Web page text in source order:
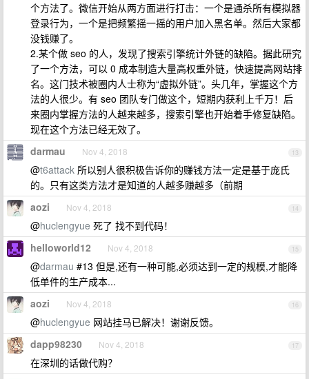
个方法了。微信开始从两方面进行打击：一个是通杀所有模拟器
登录行为，一个是把频繁摇一摇的用户加入黑名单。然后大家都
没钱赚了。
2.某个做 seo 的人，发现了搜索引擎统计外链的缺陷。据此研究
了一个方法，可以 0 成本制造大量高权重外链，快速提高网站排
名。这门技术被圈内人士称为“虚拟外链”。头几年，掌握这个方
法的人很少。有 seo 团队专门做这个，短期内获利上千万！后
来圈内掌握方法的人越来越多，搜索引擎也开始着手修复缺陷。
现在这个方法已经无效了。
13
darmau Nov 4, 2018
@t6attack 所以别人很积极告诉你的赚钱方法一定是基于庞氏
的。只有这类方法才是知道的人越多赚越多（前期
14
aozi Nov 4, 2018
@huclengyue 死了 找不到代码！
15
helloworld12 Nov 4, 2018
@darmau #13 但是,还有一种可能,必须达到一定的规模,才能降
低单件的生产成本...
16
aozi Nov 4, 2018
@huclengyue 网站挂马已解决！谢谢反馈。
17
dapp98230 Nov 4, 2018
在深圳的话做代购？